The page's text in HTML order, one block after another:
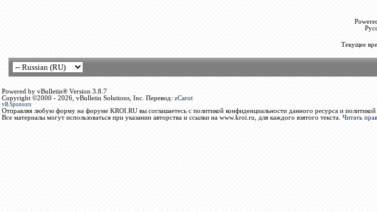
Текущее
Powered by vBulletin® Version 3.8.7
Copyright ©2000 - 2026, vBulletin Solutions, Inc. Перевод: zCarot
vB.Sponsors
Отправляя любую форму на форуме KROI.RU вы соглашаетесь с политикой конфиденциальности данного ресурса и
Все материалы могут использоваться при указании авторства и ссылки на www.kroi.ru, для каждого взятого текста. Читать